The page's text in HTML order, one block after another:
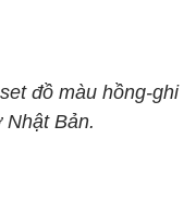
đồ màu hồng-ghi
Bản.